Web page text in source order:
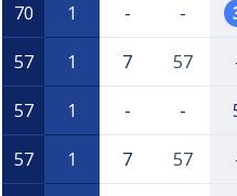
70 1 - -
57 1 7 57
57 1 - -
57 1 7 57